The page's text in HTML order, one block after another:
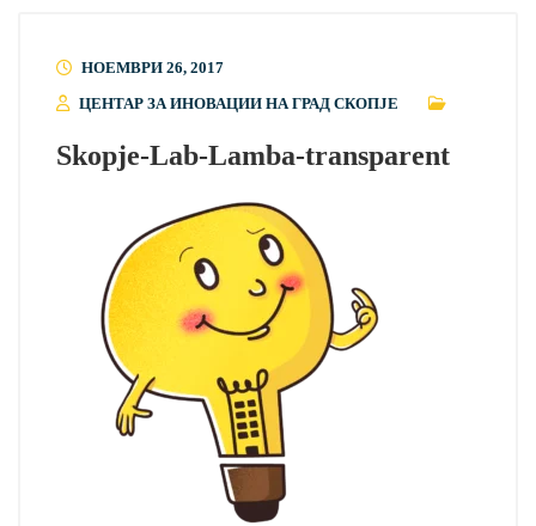
НОЕМВРИ 26, 2017
ЦЕНТАР ЗА ИНОВАЦИИ НА ГРАД СКОПЈЕ
Skopje-Lab-Lamba-transparent